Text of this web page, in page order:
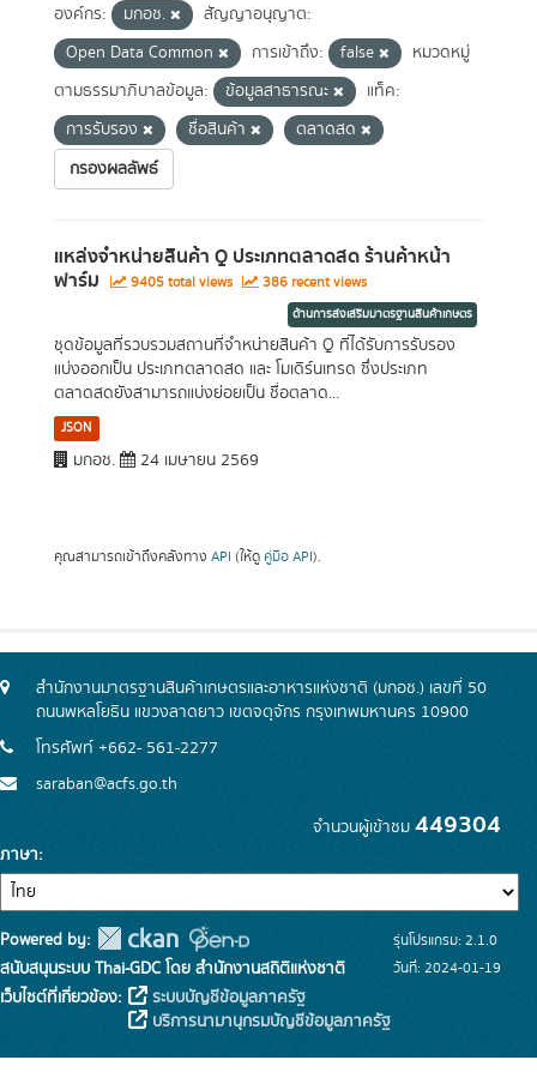
องค์กร: มกอช.
สัญญาอนุญาต:
Open Data Common
การเข้าถึง: false
หมวดหมู่
ตามธรรมาภิบาลข้อมูล:
ข้อมูลสาธารณะ
แท็ค:
การรับรอง
ชื่อสินค้า
ตลาดสด
กรองผลลัพธ์
แหล่งจำหน่ายสินค้า Q ประเภทตลาดสด ร้านค้าหน้า
ฟาร์ม 9405 total views 386 recent views
ด้านการส่งเสริมมาตรฐานสินค้าเกษตร
ชุดข้อมูลที่รวบรวมสถานที่จำหน่ายสินค้า Q ที่ได้รับการรับรอง
แบ่งออกเป็น ประเภทตลาดสด และ โมเดิร์นเทรด ซึ่งประเภท
ตลาดสดยังสามารถแบ่งย่อยเป็น ชื่อตลาด...
JSON
มกอช. 24 เมษายน 2569
คุณสามารถเข้าถึงคลังทาง API (ให้ดู คู่มือ API).
สำนักงานมาตรฐานสินค้าเกษตรและอาหารแห่งชาติ (มกอช.) เลขที่ 50
ถนนพหลโยธิน แขวงลาดยาว เขตจตุจักร กรุงเทพมหานคร 10900
โทรศัพท์ +662- 561-2277
saraban@acfs.go.th
จำนวนผู้เข้าชม 449304
ภาษา
Powered by:
สนับสนุนระบบ Thai-GDC โดย สำนักงานสถิติแห่งชาติ
เว็บไซต์ที่เกี่ยวข้อง:
ระบบบัญชีข้อมูลภาครัฐ
บริการนามานุกรมบัญชีข้อมูลภาครัฐ
รุ่นโปรแกรม: 2.1.0
วันที่: 2024-01-19